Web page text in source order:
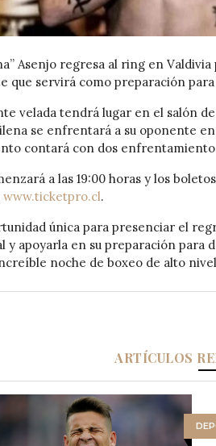
Asenjo regresa al ring en
que servirá como preparación
velada tendrá lugar en el salón
se enfrentará a su oponente
contará con dos
a las 19:00 horas y los
www.ticketpro.cl.
única para presenciar el
y apoyarla en su preparación
noche de boxeo de alto
ARTÍCULOS